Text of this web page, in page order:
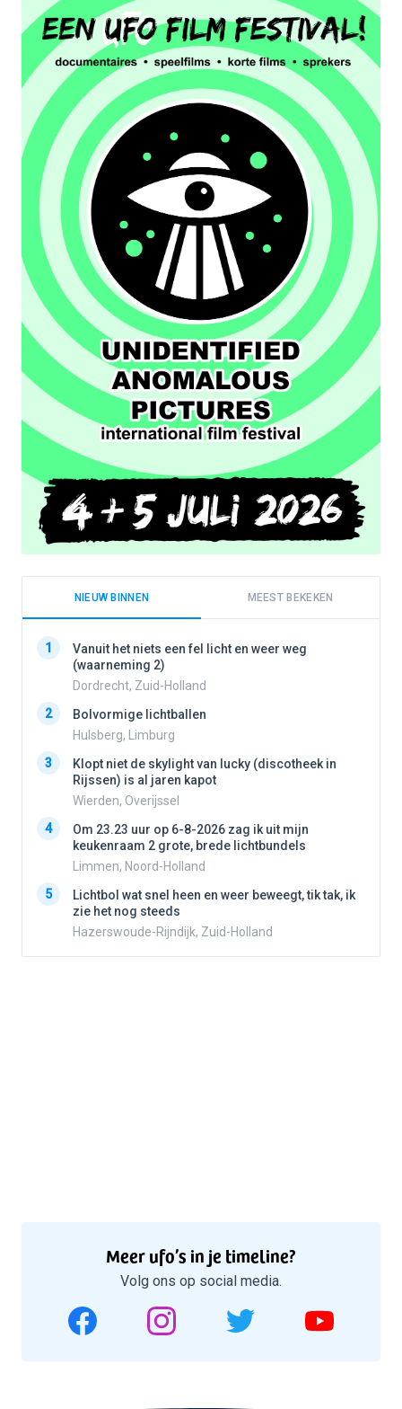
NIEUW BINNEN MEEST BEKEKEN
1
Vanuit het niets een fel licht en weer weg
(waarneming 2)
Dordrecht, Zuid-Holland
2
Bolvormige lichtballen
Hulsberg, Limburg
3
Klopt niet de skylight van lucky (discotheek in
Rijssen) is al jaren kapot
Wierden, Overijssel
4
Om 23.23 uur op 6-8-2026 zag ik uit mijn
keukenraam 2 grote, brede lichtbundels
Limmen, Noord-Holland
5
Lichtbol wat snel heen en weer beweegt, tik tak, ik
zie het nog steeds
Hazerswoude-Rijndijk, Zuid-Holland
Meer ufo’s in je timeline?
Volg ons op social media.